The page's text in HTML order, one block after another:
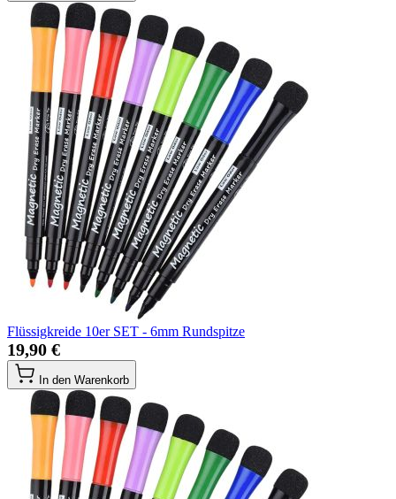
Flüssigkreide 10er SET - 6mm Rundspitze
19,90 €
In den Warenkorb